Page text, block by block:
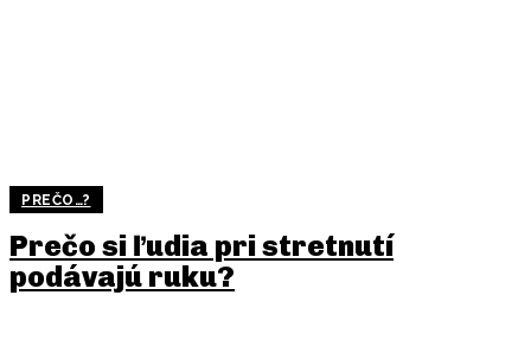
PREČO…?
Prečo si ľudia pri stretnutí
podávajú ruku?